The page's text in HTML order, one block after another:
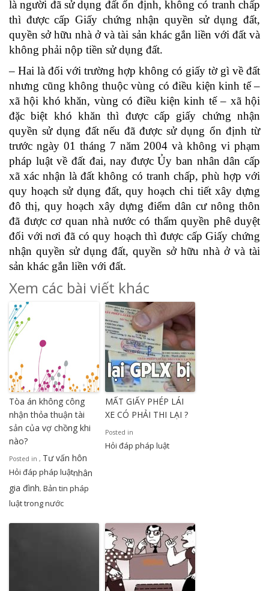
là người đã sử dụng đất ổn định, không có tranh chấp
thì được cấp Giấy chứng nhận quyền sử dụng đất,
quyền sở hữu nhà ở và tài sản khác gắn liền với đất và
không phải nộp tiền sử dụng đất.
– Hai là đối với trường hợp không có giấy tờ gì về đất
nhưng cũng không thuộc vùng có điều kiện kinh tế –
xã hội khó khăn, vùng có điều kiện kinh tế – xã hội
đặc biệt khó khăn thì được cấp giấy chứng nhận
quyền sử dụng đất nếu đã được sử dụng ổn định từ
trước ngày 01 tháng 7 năm 2004 và không vi phạm
pháp luật về đất đai, nay được Ủy ban nhân dân cấp
xã xác nhận là đất không có tranh chấp, phù hợp với
quy hoạch sử dụng đất, quy hoạch chi tiết xây dựng
đô thị, quy hoạch xây dựng điểm dân cư nông thôn
đã được cơ quan nhà nước có thẩm quyền phê duyệt
đối với nơi đã có quy hoạch thì được cấp Giấy chứng
nhận quyền sử dụng đất, quyền sở hữu nhà ở và tài
sản khác gắn liền với đất.
Xem các bài viết khác
Tòa án không công
nhận thỏa thuận tài
sản của vợ chồng khi
nào?
Posted in
Hỏi đáp pháp luật
, Tư vấn hôn
nhân
gia đình, Bản tin pháp
luật trong nước
MẤT GIẤY PHÉP LÁI
XE CÓ PHẢI THI LẠI ?
Posted in
Hỏi đáp pháp luật